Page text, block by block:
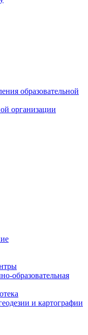
образовательной
организации
образовательная
и картографии